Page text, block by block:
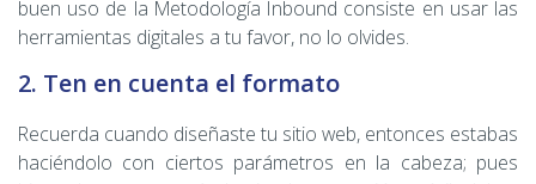
buen uso de la Metodología Inbound consiste en usar las
herramientas digitales a tu favor, no lo olvides.
2. Ten en cuenta el formato
Recuerda cuando diseñaste tu sitio web, entonces estabas
haciéndolo con ciertos parámetros en la cabeza; pues